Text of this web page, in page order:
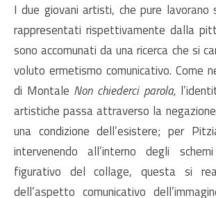
I due giovani artisti, che pure lavorano
rappresentati rispettivamente dalla
sono accomunati da una ricerca che si
voluto ermetismo comunicativo. Come
di Montale Non chiederci parola,
artistiche passa attraverso la
una condizione dell’esistere; per
intervenendo all’interno degli
figurativo del collage, questa si
dell’aspetto comunicativo